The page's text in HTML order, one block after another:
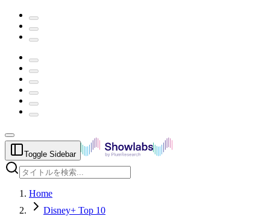
Toggle Sidebar
Home
Disney+ Top 10